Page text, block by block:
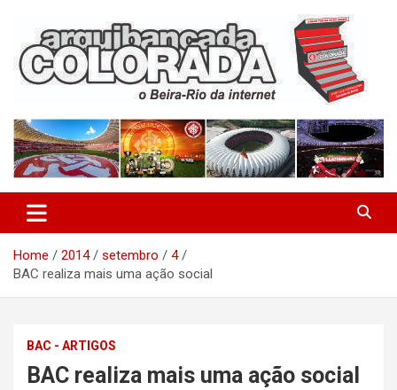
content
Arquibancada Colorada
Home 2014 setembro
4
BAC realiza mais uma ação social
BAC - ARTIGOS
BAC realiza mais uma ação social